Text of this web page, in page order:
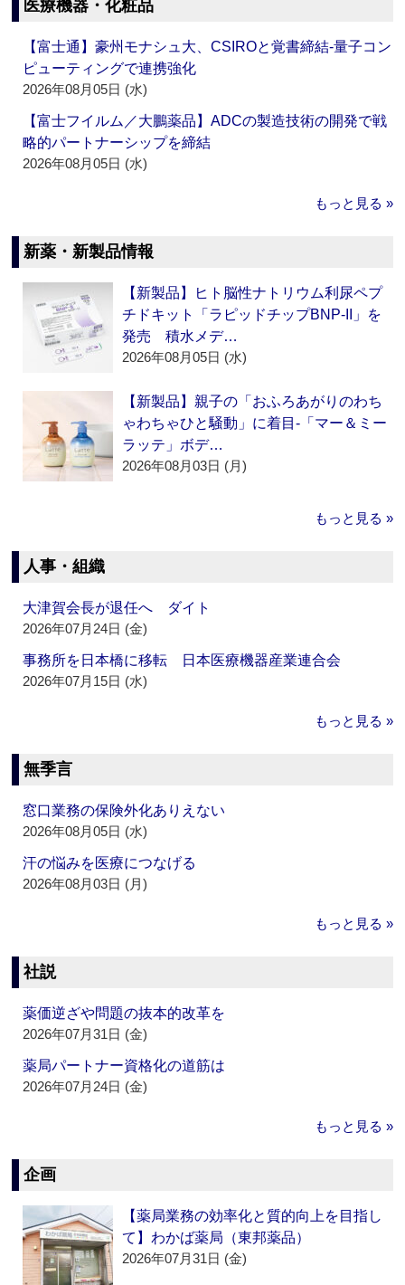
医療機器・化粧品
【富士通】豪州モナシュ大、CSIROと覚書締結‐量子コン
ピューティングで連携強化
2026年08月05日 (水)
【富士フイルム／大鵬薬品】ADCの製造技術の開発で戦
略的パートナーシップを締結
2026年08月05日 (水)
もっと見る »
新薬・新製品情報
【新製品】ヒト脳性ナトリウム利尿ペプ
チドキット「ラピッドチップBNP-II」を
発売 積水メデ…
2026年08月05日 (水)
【新製品】親子の「おふろあがりのわち
ゃわちゃひと騒動」に着目‐「マー＆ミー
ラッテ」ボデ…
2026年08月03日 (月)
もっと見る »
人事・組織
大津賀会長が退任へ ダイト
2026年07月24日 (金)
事務所を日本橋に移転 日本医療機器産業連合会
2026年07月15日 (水)
もっと見る »
無季言
窓口業務の保険外化ありえない
2026年08月05日 (水)
汗の悩みを医療につなげる
2026年08月03日 (月)
もっと見る »
社説
薬価逆ざや問題の抜本的改革を
2026年07月31日 (金)
薬局パートナー資格化の道筋は
2026年07月24日 (金)
もっと見る »
企画
【薬局業務の効率化と質的向上を目指し
て】わかば薬局（東邦薬品）
2026年07月31日 (金)